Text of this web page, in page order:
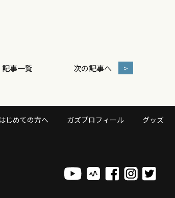
記事一覧 次の記事へ >
じめての方へ ガズプロフィール グッズ